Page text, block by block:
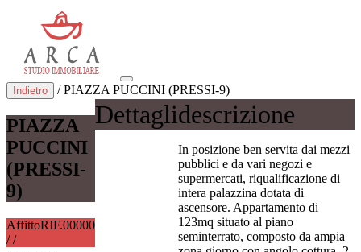
Indietro / PIAZZA PUCCINI (PRESSI-9)
PIAZZA
PUCCINI
(PRESSI-
9)
Affitto
/ /
RIF.00000
Dettaglidescrizione
In posizione ben servita dai mezzi
pubblici e da vari negozi e
supermercati, riqualificazione di
intera palazzina dotata di
ascensore. Appartamento di
123mq situato al piano
seminterrato, composto da ampia